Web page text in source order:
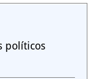
políticos